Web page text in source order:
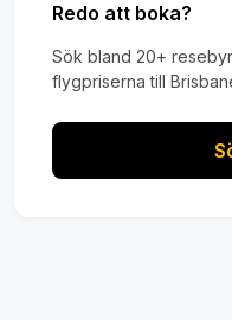
Redo att boka?
Sök bland 20+
flygpriserna till